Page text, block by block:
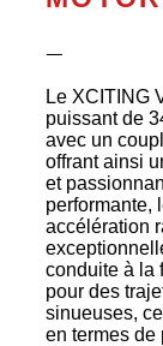
ᅳ
Le XCITING
puissant de
avec un
offrant ainsi
et
performante,
accélération
conduite à la
pour des
sinueuses,
en termes de